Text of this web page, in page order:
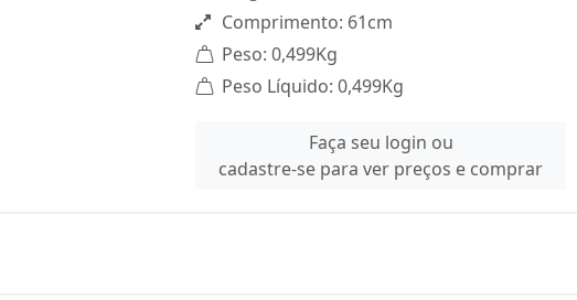
Comprimento: 61cm
Peso: 0,499Kg
Peso Líquido: 0,499Kg
Faça seu login ou
cadastre-se para ver preços e comprar